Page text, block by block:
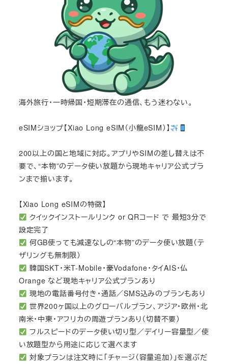
海外旅行・一時帰国・短期滞在の通信、もう迷わない。
eSIMショップ【Xiao Long eSIM（小龍eSIM）】
200以上の国と地域に対応。アプリやSIMの差し替えは不
要で、“本物”のデータ使い放題から現地キャリア公式プラ
ンまで揃います。
【Xiao Long eSIMの特徴】
クイックインストールリンク or QRコード で 最短3分で
設定完了
何GB使っても減速なしの“本物”のデータ使い放題（テ
ザリングも無制限）
韓国SKT・米T-Mobile・豪Vodafone・タイAIS・仏
Orange など現地キャリア公式プランあり
現地の電話番号付き・通話／SMS込みのプランもあり
世界200ヶ国以上のグローバルプラン、アジア・欧州・北
南米・中東・アフリカの周遊プランあり（切替不要）
フルスピードのデータ使い切り型／デイリー容量型／使
い放題型から用途に応じて選べます
対象プランは注文時に「チャージ（容量追加）」を選ぶだ